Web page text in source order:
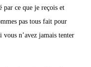
par ce que je reçois et
pas tous fait pour
n’avez jamais tenter